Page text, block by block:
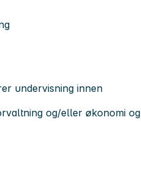
undervisning innen
og/eller økonomi og